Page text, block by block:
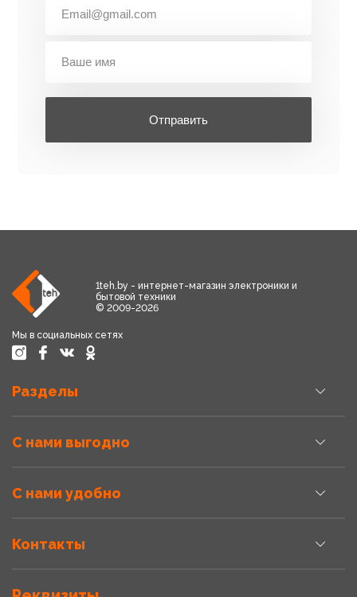
Отправить
1teh.by - интернет-магазин электроники и
бытовой техники
© 2009-2026
Мы в социальных сетях
Разделы
С нами выгодно
С нами удобно
Контакты